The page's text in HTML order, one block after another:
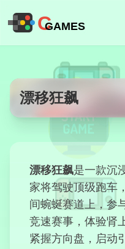
CGAMES
立即开始
漂移狂飙
漂移狂飙是一款沉
家将驾驶顶级跑车
间蜿蜒赛道上，参
竞速赛事，体验肾
紧握方向盘，启动